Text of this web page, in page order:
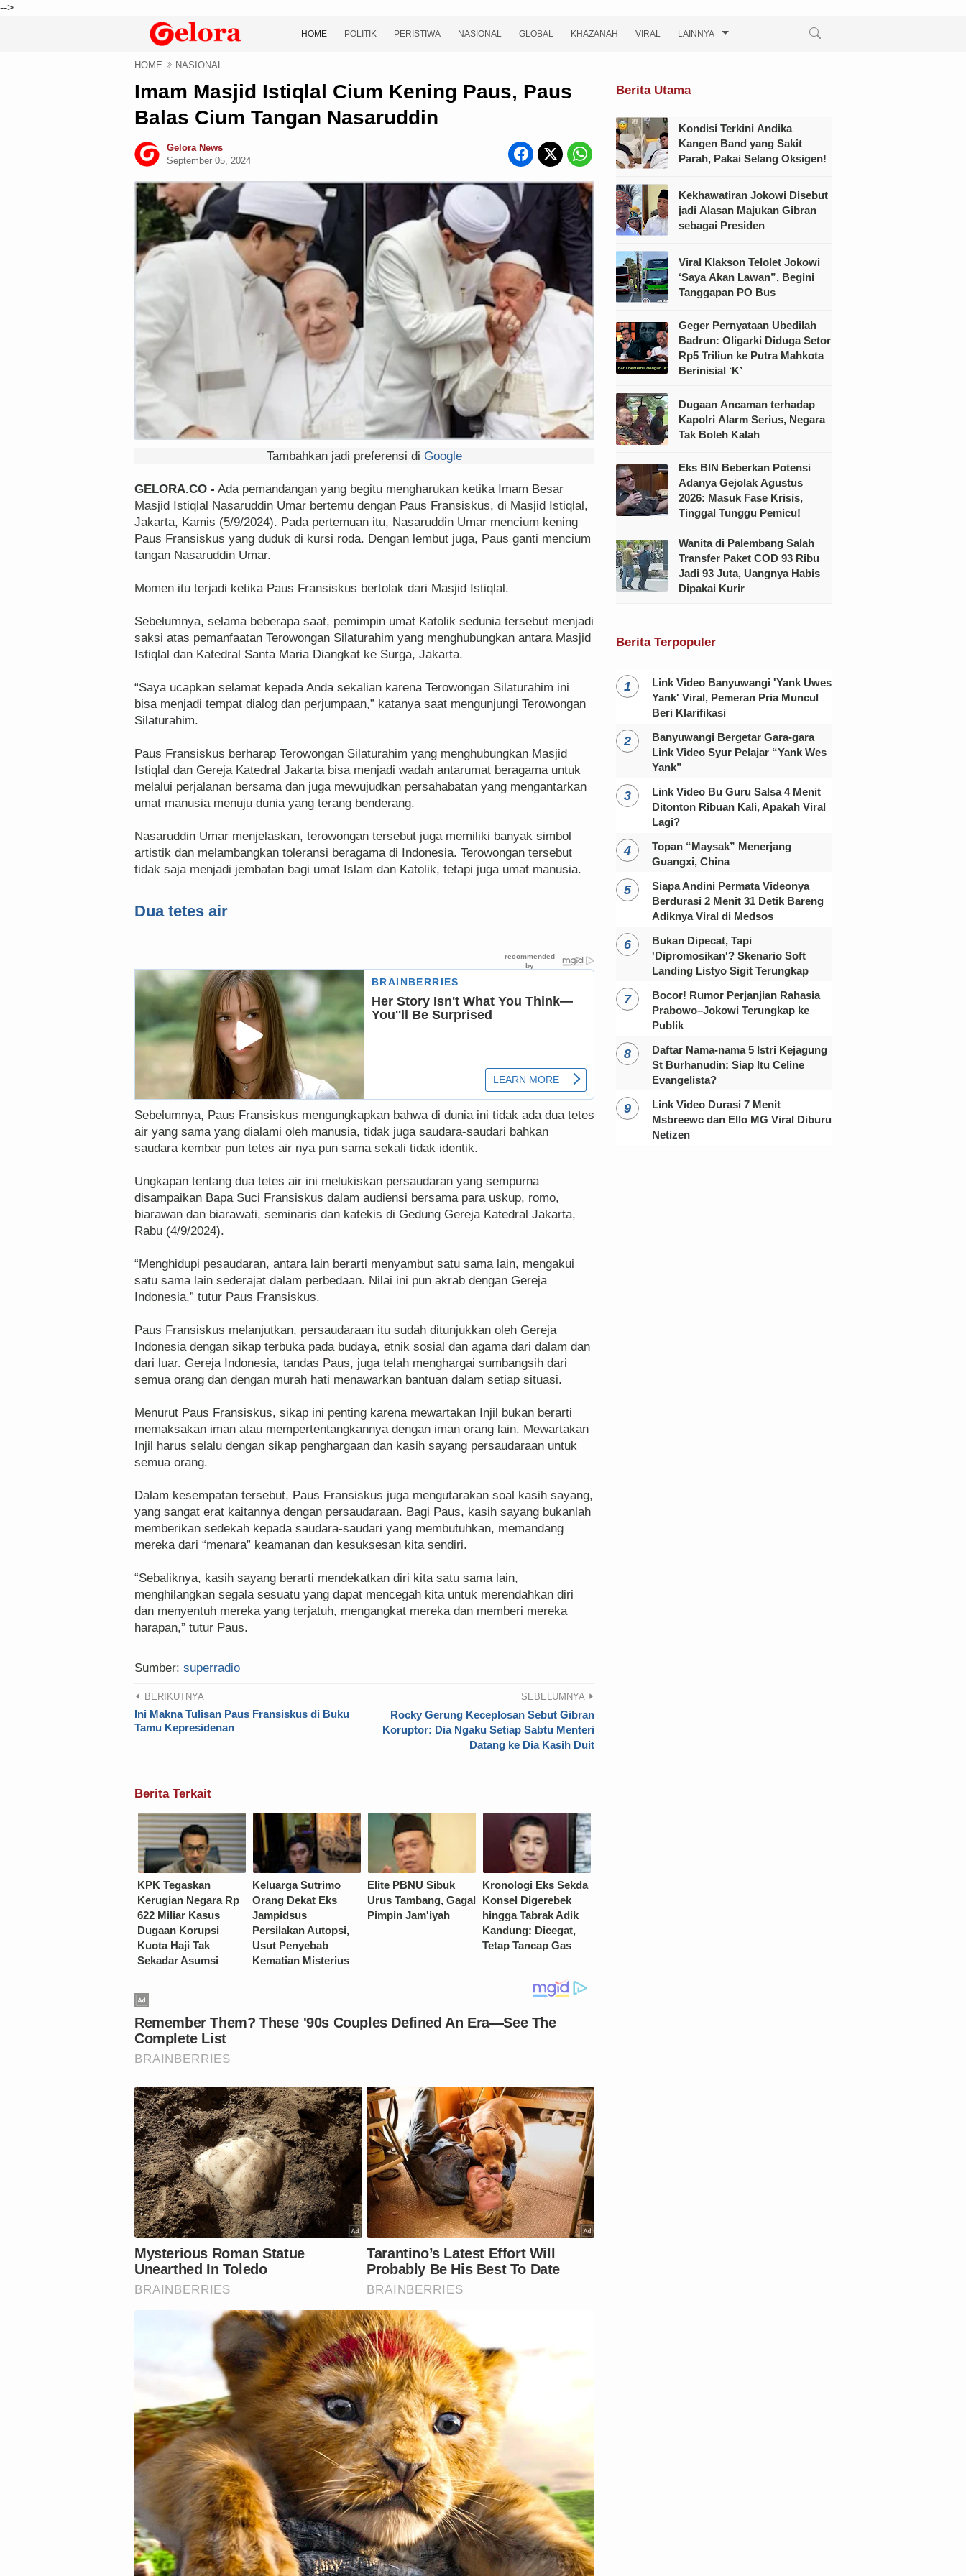
-->
HOME POLITIK PERISTIWA NASIONAL GLOBAL KHAZANAH VIRAL LAINNYA
HOME NASIONAL
Imam Masjid Istiqlal Cium Kening Paus, Paus
Balas Cium Tangan Nasaruddin
Gelora News
September 05, 2024
Tambahkan jadi preferensi di Google
GELORA.CO - Ada pemandangan yang begitu mengharukan ketika Imam Besar
Masjid Istiqlal Nasaruddin Umar bertemu dengan Paus Fransiskus, di Masjid Istiqlal,
Jakarta, Kamis (5/9/2024). Pada pertemuan itu, Nasaruddin Umar mencium kening
Paus Fransiskus yang duduk di kursi roda. Dengan lembut juga, Paus ganti mencium
tangan Nasaruddin Umar.
Momen itu terjadi ketika Paus Fransiskus bertolak dari Masjid Istiqlal.
Sebelumnya, selama beberapa saat, pemimpin umat Katolik sedunia tersebut menjadi
saksi atas pemanfaatan Terowongan Silaturahim yang menghubungkan antara Masjid
Istiqlal dan Katedral Santa Maria Diangkat ke Surga, Jakarta.
“Saya ucapkan selamat kepada Anda sekalian karena Terowongan Silaturahim ini
bisa menjadi tempat dialog dan perjumpaan,” katanya saat mengunjungi Terowongan
Silaturahim.
Paus Fransiskus berharap Terowongan Silaturahim yang menghubungkan Masjid
Istiqlal dan Gereja Katedral Jakarta bisa menjadi wadah antarumat beragama untuk
melalui perjalanan bersama dan juga mewujudkan persahabatan yang mengantarkan
umat manusia menuju dunia yang terang benderang.
Nasaruddin Umar menjelaskan, terowongan tersebut juga memiliki banyak simbol
artistik dan melambangkan toleransi beragama di Indonesia. Terowongan tersebut
tidak saja menjadi jembatan bagi umat Islam dan Katolik, tetapi juga umat manusia.
Dua tetes air
Sebelumnya, Paus Fransiskus mengungkapkan bahwa di dunia ini tidak ada dua tetes
air yang sama yang dialami oleh manusia, tidak juga saudara-saudari bahkan
saudara kembar pun tetes air nya pun sama sekali tidak identik.
Ungkapan tentang dua tetes air ini melukiskan persaudaran yang sempurna
disampaikan Bapa Suci Fransiskus dalam audiensi bersama para uskup, romo,
biarawan dan biarawati, seminaris dan katekis di Gedung Gereja Katedral Jakarta,
Rabu (4/9/2024).
“Menghidupi pesaudaran, antara lain berarti menyambut satu sama lain, mengakui
satu sama lain sederajat dalam perbedaan. Nilai ini pun akrab dengan Gereja
Indonesia,” tutur Paus Fransiskus.
Paus Fransiskus melanjutkan, persaudaraan itu sudah ditunjukkan oleh Gereja
Indonesia dengan sikap terbuka pada budaya, etnik sosial dan agama dari dalam dan
dari luar. Gereja Indonesia, tandas Paus, juga telah menghargai sumbangsih dari
semua orang dan dengan murah hati menawarkan bantuan dalam setiap situasi.
Menurut Paus Fransiskus, sikap ini penting karena mewartakan Injil bukan berarti
memaksakan iman atau mempertentangkannya dengan iman orang lain. Mewartakan
Injil harus selalu dengan sikap penghargaan dan kasih sayang persaudaraan untuk
semua orang.
Dalam kesempatan tersebut, Paus Fransiskus juga mengutarakan soal kasih sayang,
yang sangat erat kaitannya dengan persaudaraan. Bagi Paus, kasih sayang bukanlah
memberikan sedekah kepada saudara-saudari yang membutuhkan, memandang
mereka dari “menara” keamanan dan kesuksesan kita sendiri.
“Sebaliknya, kasih sayang berarti mendekatkan diri kita satu sama lain,
menghilangkan segala sesuatu yang dapat mencegah kita untuk merendahkan diri
dan menyentuh mereka yang terjatuh, mengangkat mereka dan memberi mereka
harapan,” tutur Paus.
Sumber: superradio
BERIKUTNYA
Ini Makna Tulisan Paus Fransiskus di Buku
Tamu Kepresidenan
SEBELUMNYA
Rocky Gerung Keceplosan Sebut Gibran
Koruptor: Dia Ngaku Setiap Sabtu Menteri
Datang ke Dia Kasih Duit
Berita Terkait
KPK Tegaskan
Kerugian Negara Rp
622 Miliar Kasus
Dugaan Korupsi
Kuota Haji Tak
Sekadar Asumsi
Keluarga Sutrimo
Orang Dekat Eks
Jampidsus
Persilakan Autopsi,
Usut Penyebab
Kematian Misterius
Elite PBNU Sibuk
Urus Tambang, Gagal
Pimpin Jam'iyah
Kronologi Eks Sekda
Konsel Digerebek
hingga Tabrak Adik
Kandung: Dicegat,
Tetap Tancap Gas
Berita Utama
Kondisi Terkini Andika
Kangen Band yang Sakit
Parah, Pakai Selang Oksigen!
Kekhawatiran Jokowi Disebut
jadi Alasan Majukan Gibran
sebagai Presiden
Viral Klakson Telolet Jokowi
‘Saya Akan Lawan”, Begini
Tanggapan PO Bus
Geger Pernyataan Ubedilah
Badrun: Oligarki Diduga Setor
Rp5 Triliun ke Putra Mahkota
Berinisial ‘K’
Dugaan Ancaman terhadap
Kapolri Alarm Serius, Negara
Tak Boleh Kalah
Eks BIN Beberkan Potensi
Adanya Gejolak Agustus
2026: Masuk Fase Krisis,
Tinggal Tunggu Pemicu!
Wanita di Palembang Salah
Transfer Paket COD 93 Ribu
Jadi 93 Juta, Uangnya Habis
Dipakai Kurir
Berita Terpopuler
Link Video Banyuwangi 'Yank Uwes
Yank' Viral, Pemeran Pria Muncul
Beri Klarifikasi
Banyuwangi Bergetar Gara-gara
Link Video Syur Pelajar “Yank Wes
Yank”
Link Video Bu Guru Salsa 4 Menit
Ditonton Ribuan Kali, Apakah Viral
Lagi?
Topan “Maysak” Menerjang
Guangxi, China
Siapa Andini Permata Videonya
Berdurasi 2 Menit 31 Detik Bareng
Adiknya Viral di Medsos
Bukan Dipecat, Tapi
'Dipromosikan'? Skenario Soft
Landing Listyo Sigit Terungkap
Bocor! Rumor Perjanjian Rahasia
Prabowo–Jokowi Terungkap ke
Publik
Daftar Nama-nama 5 Istri Kejagung
St Burhanudin: Siap Itu Celine
Evangelista?
Link Video Durasi 7 Menit
Msbreewc dan Ello MG Viral Diburu
Netizen